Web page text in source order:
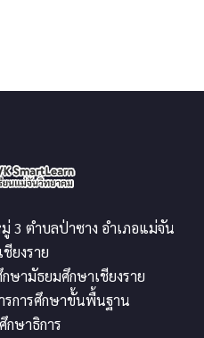
3 ตำบลป่าซาง อำเภอแม่จัน
ชียงราย
ษามัธยมศึกษาเชียงราย
รการศึกษาขั้นพื้นฐาน
กษาธิการ